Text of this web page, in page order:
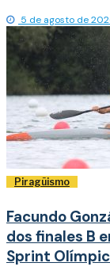
5 de agosto de
Piragüismo
Facundo
dos finales B
Sprint